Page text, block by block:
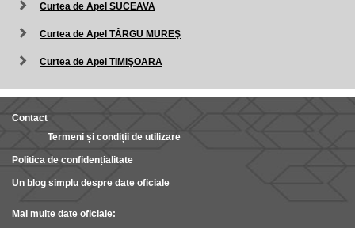
Curtea de Apel SUCEAVA
Curtea de Apel TÂRGU MUREŞ
Curtea de Apel TIMIŞOARA
Contact
Termeni și condiții de utilizare
Politica de confidențialitate
Un blog simplu despre date oficiale
Mai multe date oficiale: